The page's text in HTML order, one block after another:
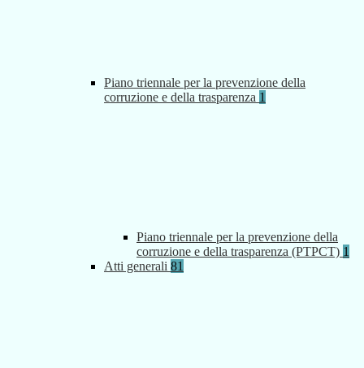
Piano triennale per la prevenzione della
corruzione e della trasparenza 1
Piano triennale per la prevenzione della
corruzione e della trasparenza (PTPCT) 1
Atti generali 81